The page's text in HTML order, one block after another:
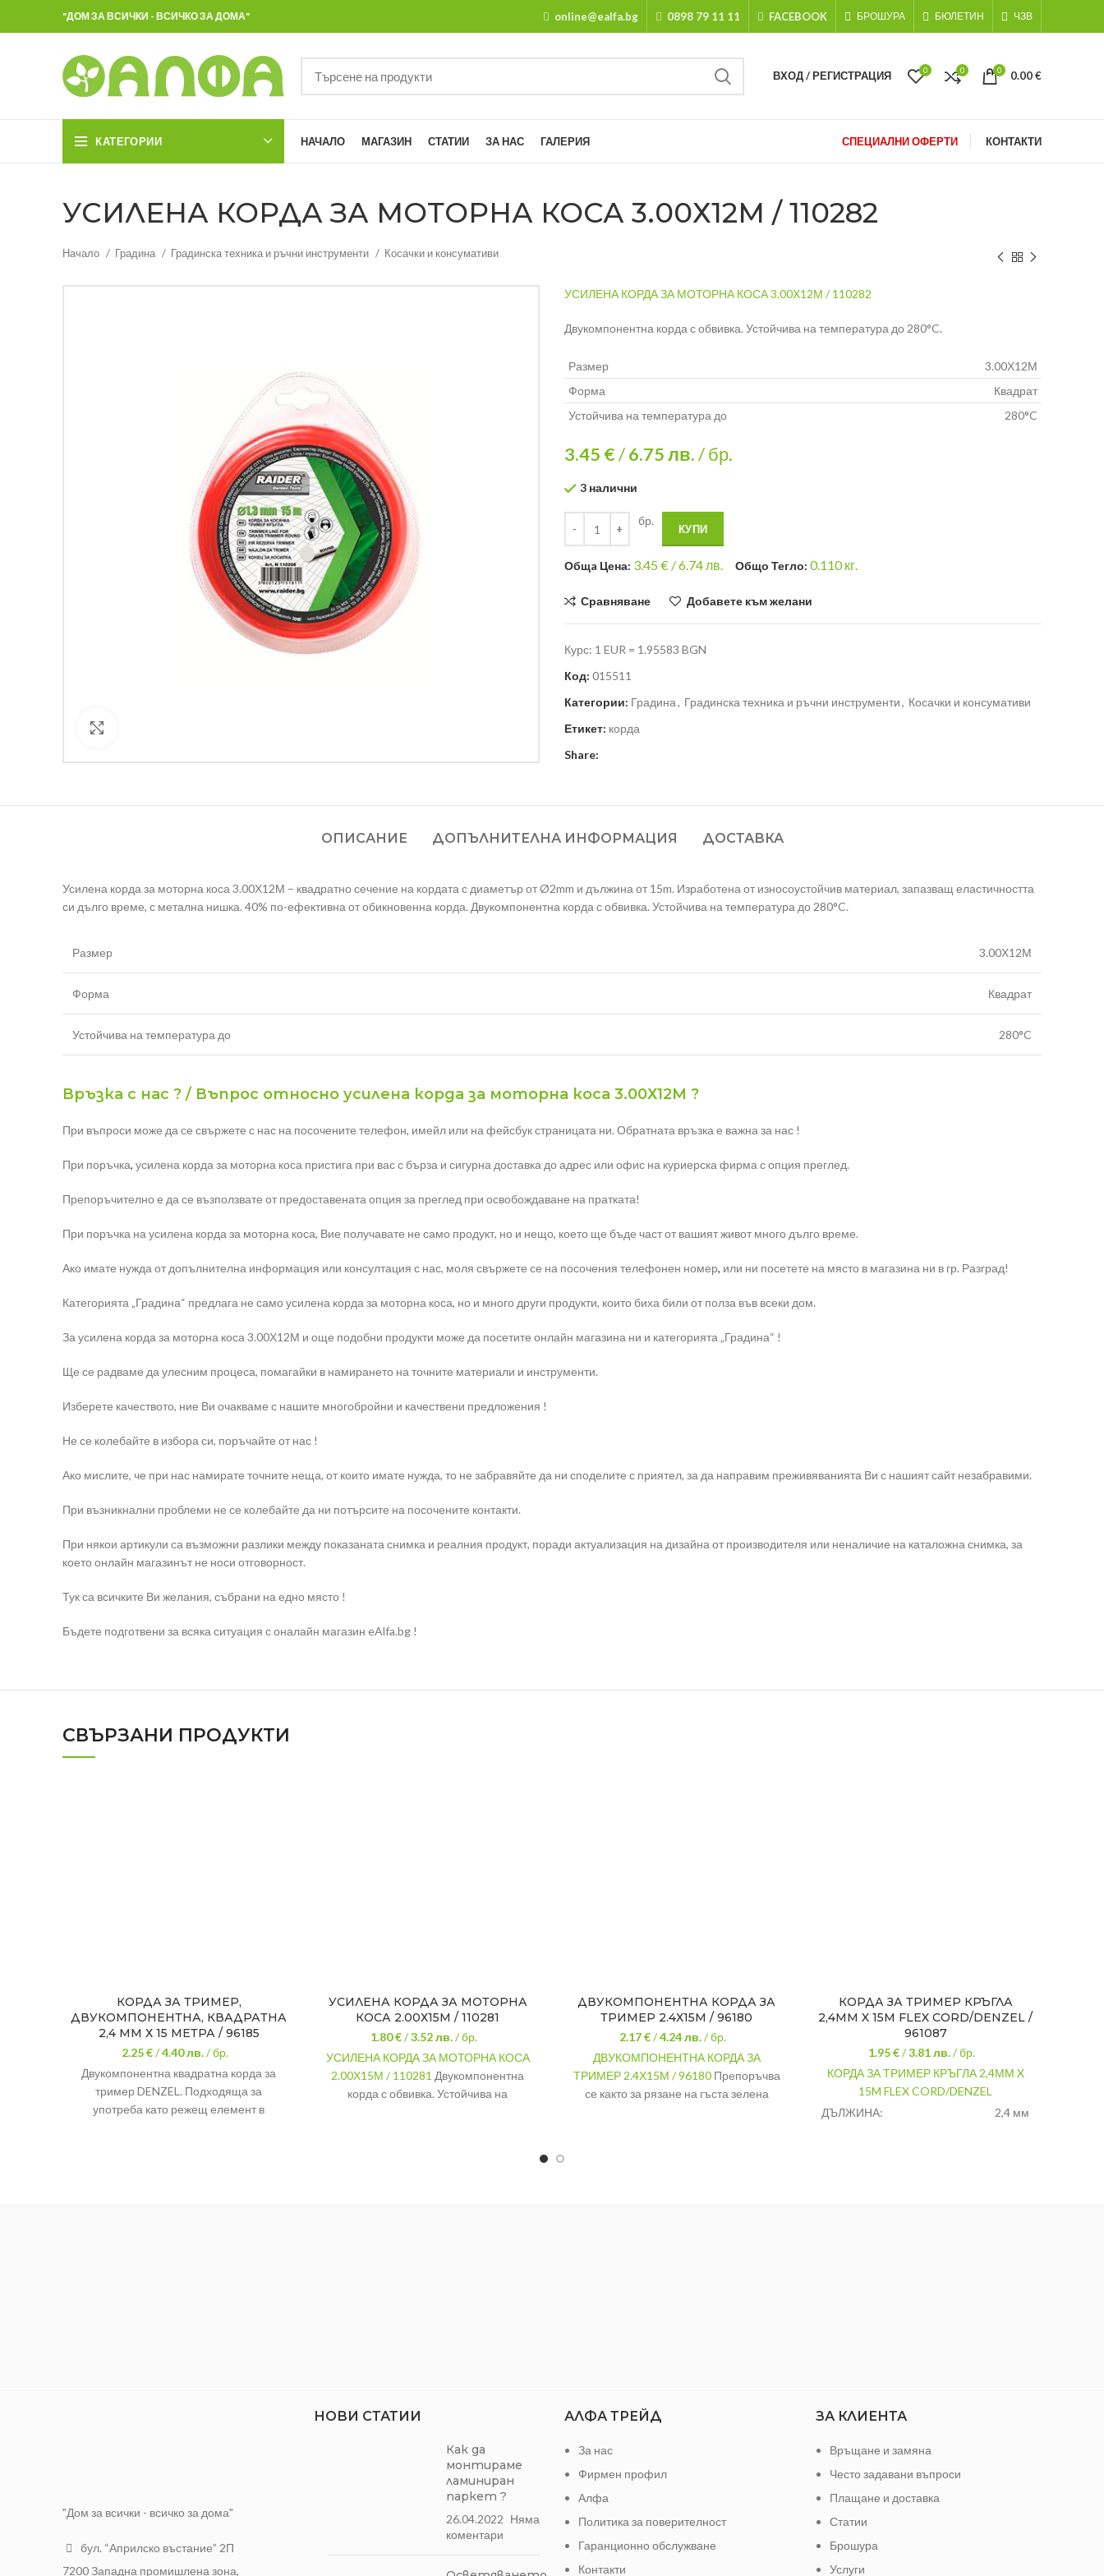
"ДОМ ЗА ВСИЧКИ - ВСИЧКО ЗА ДОМА" online@ealfa.bg 0898 79 11 11 FACEBOOK БРОШУРА БЮЛЕТИН ЧЗВ
ВХОД / РЕГИСТРАЦИЯ 0 0 0 0.00€
КАТЕГОРИИ НАЧАЛО МАГАЗИН СТАТИИ ЗА НАС ГАЛЕРИЯ СПЕЦИАЛНИ ОФЕРТИ КОНТАКТИ
УСИЛЕНА КОРДА ЗА МОТОРНА КОСА 3.00Х12М / 110282
Начало Градина Градинска техника и ръчни инструменти Косачки и консумативи
УСИЛЕНА КОРДА ЗА МОТОРНА КОСА 3.00Х12М / 110282
Двукомпонентна корда с обвивка. Устойчива на температура до 280°C.
Размер
3.00Х12М
Форма
Квадрат
Устойчива на температура до
280°C
3.45 €/6.75лв./ бр.
3 налични
бр.
КУПИ
Общa Цена: 3.45€ /6.74 лв. Общо Тегло: 0.110кг.
Сравняване Добавете към желани
Курс: 1 EUR = 1.95583 BGN
Код: 015511
Категории: Градина, Градинска техника и ръчни инструменти, Косачки и консумативи
Етикет: корда
Share:
ОПИСАНИЕ ДОПЪЛНИТЕЛНА ИНФОРМАЦИЯ ДОСТАВКА
Усилена корда за моторна коса 3.00Х12М – квадратно сечение на кордата с диаметър от Ø2mm и дължина от 15m. Изработена от износоустойчив материал, запазващ еластичността
си дълго време, с метална нишка. 40% по-ефективна от обикновенна корда. Двукомпонентна корда с обвивка. Устойчива на температура до 280°C.
Размер 3.00Х12М
Форма Квадрат
Устойчива на температура до 280°C
Връзка с нас ? / Въпрос относно усилена корда за моторна коса 3.00Х12М ?
При въпроси може да се свържете с нас на посочените телефон, имейл или на фейсбук страницата ни. Обратната връзка е важна за нас !
При поръчка, усилена корда за моторна коса пристига при вас с бърза и сигурна доставка до адрес или офис на куриерска фирма с опция преглед.
Препоръчително е да се възползвате от предоставената опция за преглед при освобождаване на пратката!
При поръчка на усилена корда за моторна коса, Вие получавате не само продукт, но и нещо, което ще бъде част от вашият живот много дълго време.
Ако имате нужда от допълнителна информация или консултация с нас, моля свържете се на посочения телефонен номер, или ни посетете на място в магазина ни в гр. Разград!
Категорията „Градина“ предлага не само усилена корда за моторна коса, но и много други продукти, които биха били от полза във всеки дом.
За усилена корда за моторна коса 3.00Х12М и още подобни продукти може да посетите онлайн магазина ни и категорията „Градина“ !
Ще се радваме да улесним процеса, помагайки в намирането на точните материали и инструменти.
Изберете качеството, ние Ви очакваме с нашите многобройни и качествени предложения !
Не се колебайте в избора си, поръчайте от нас !
Ако мислите, че при нас намирате точните неща, от които имате нужда, то не забравяйте да ни споделите с приятел, за да направим преживяванията Ви с нашият сайт незабравими.
При възникнални проблеми не се колебайте да ни потърсите на посочените контакти.
При някои артикули са възможни разлики между показаната снимка и реалния продукт, поради актуализация на дизайна от производителя или неналичие на каталожна снимка, за
което онлайн магазинът не носи отговорност.
Тук са всичките Ви желания, събрани на едно място !
Бъдете подготвени за всяка ситуация с оналайн магазин eAlfa.bg !
СВЪРЗАНИ ПРОДУКТИ
КОРДА ЗА ТРИМЕР,
ДВУКОМПОНЕНТНА, КВАДРАТНА
2,4 ММ Х 15 МЕТРА / 96185
2.25 €/4.40лв. / бр.
Двукомпонентна квадратна корда за
тример DENZEL. Подходяща за
употреба като режещ елемент в
УСИЛЕНА КОРДА ЗА МОТОРНА
КОСА 2.00Х15М / 110281
1.80 €/3.52лв. / бр.
УСИЛЕНА КОРДА ЗА МОТОРНА КОСА
2.00Х15М / 110281 Двукомпонентна
корда с обвивка. Устойчива на
ДВУКОМПОНЕНТНА КОРДА ЗА
ТРИМЕР 2.4Х15М / 96180
2.17 €/4.24лв. / бр.
ДВУКОМПОНЕНТНА КОРДА ЗА
ТРИМЕР 2.4Х15М / 96180Препоръчва
се както за рязане на гъста зелена
КОРДА ЗА ТРИМЕР КРЪГЛА
2,4ММ X 15M FLEX CORD/DENZEL /
961087
1.95 €/3.81лв. / бр.
КОРДА ЗА ТРИМЕР КРЪГЛА 2,4ММ X
15M FLEX CORD/DENZEL
ДЪЛЖИНА:
2,4 мм
"Дом за всички - всичко за дома"
бул. “Априлско въстание” 2П
7200 Западна промишлена зона,
НОВИ СТАТИИ
Как да
монтираме
ламиниран
паркет ?
26.04.2022 Няма
коментари
АЛФА ТРЕЙД
За нас
Фирмен профил
Алфа
Политика за поверителност
Гаранционно обслужване
Контакти
ЗА КЛИЕНТА
Връщане и замяна
Често задавани въпроси
Плащане и доставка
Статии
Брошура
Услуги